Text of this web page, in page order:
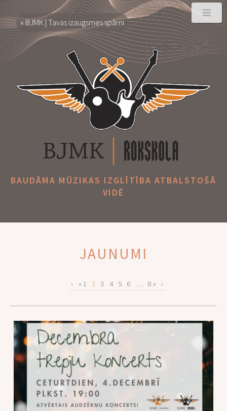
« BJMK | Tavas izaugsmes spārni
BAUDĀMA MŪZIKAS IZGLĪTĪBA ATBALSTOŠĀ
VIDĒ
JAUNUMI
‹ « 1 2 3 4 5 6 … 8 » ›